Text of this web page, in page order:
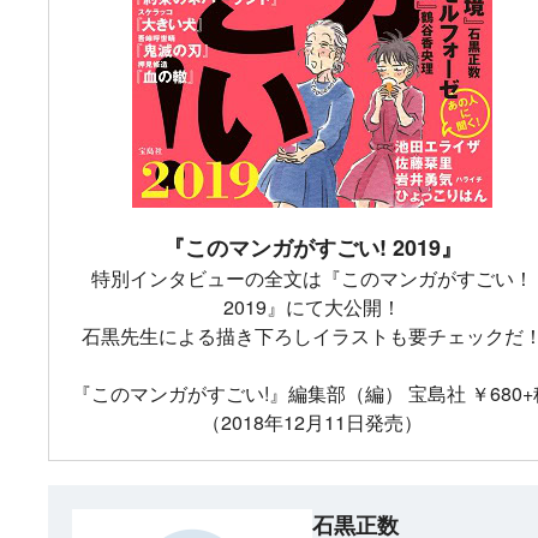
『このマンガがすごい! 2019』
特別インタビューの全文は『このマンガがすごい！
2019』にて大公開！
石黒先生による描き下ろしイラストも要チェックだ
『このマンガがすごい!』編集部（編） 宝島社 ￥
（2018年12月11日発売）
石黒正数